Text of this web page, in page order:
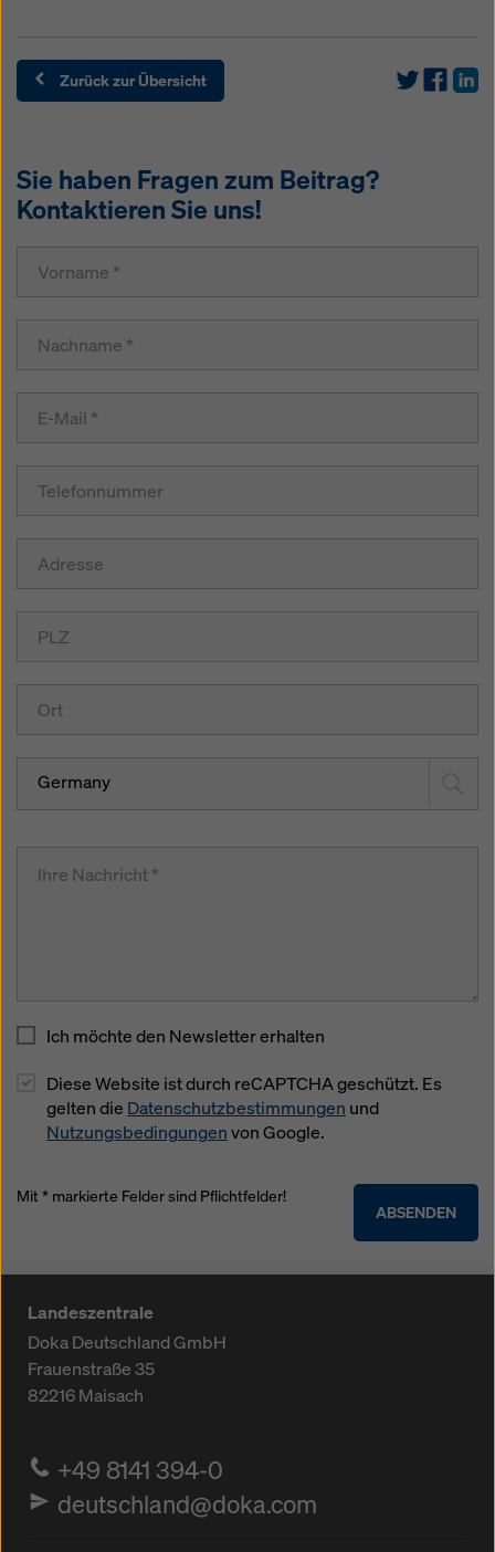
Zurück zur Übersicht
Sie haben Fragen zum Beitrag?
Kontaktieren Sie uns!
Germany
Ich möchte den Newsletter erhalten
Diese Website ist durch reCAPTCHA geschützt. Es
gelten die Datenschutzbestimmungen und
Nutzungsbedingungenvon Google.
ABSENDEN
Mit * markierte Felder sind Pflichtfelder!
Landeszentrale
Doka Deutschland GmbH
Frauenstraße 35
82216Maisach
+49 8141 394-0
deutschland@doka.com